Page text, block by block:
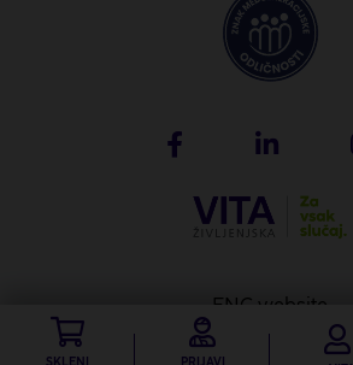
ENG website
Produkcija: Creatim